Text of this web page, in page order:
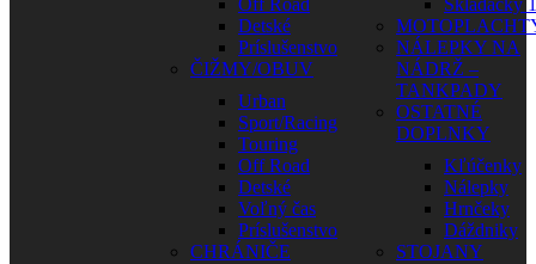
Off Road
Detské
Príslušenstvo
ČIŽMY/OBUV
Urban
Sport/Racing
Touring
Off Road
Detské
Voľný čas
Príslušenstvo
CHRÁNIČE
Skladačky
NÁLEPKY NA
NÁDRŽ –
TANKPADY
OSTATNÉ
DOPLNKY
Kľúčenky
Nálepky
Hrnčeky
Dáždniky
STOJANY